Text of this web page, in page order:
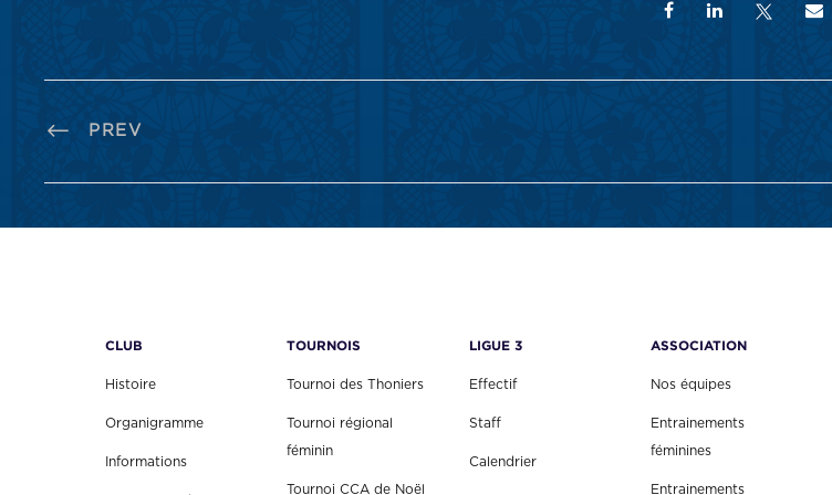
PREV
CLUB
Histoire
Organigramme
Informations
TOURNOIS
Tournoi des Thoniers
Tournoi régional
féminin
Tournoi CCA de Noël
LIGUE 3
Effectif
Staff
Calendrier
ASSOCIATION
Nos équipes
Entrainements
féminines
Entrainements